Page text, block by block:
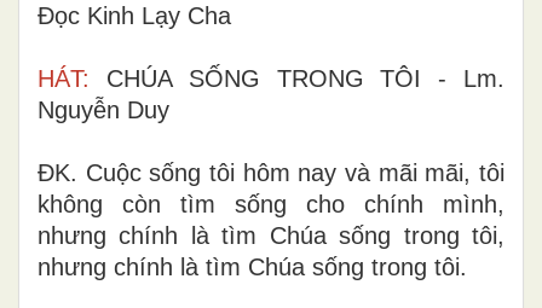
Đọc Kinh Lạy Cha
HÁT: CHÚA SỐNG TRONG TÔI - Lm.
Nguyễn Duy
ĐK. Cuộc sống tôi hôm nay và mãi mãi, tôi
không còn tìm sống cho chính mình,
nhưng chính là tìm Chúa sống trong tôi,
nhưng chính là tìm Chúa sống trong tôi.